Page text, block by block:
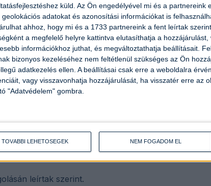
küld. Az Ön engedélyével mi és a partnereink
geolokációs adatokat és azonosítási információkat is
ahhoz, hogy mi és a 1733 partnereink a fent leírtak
a megfelelő helyre kattintva elutasíthatja a
információkhoz juthat, és megváltoztathatja beállításait.
bizonyos kezeléséhez nem feltétlenül szükséges az Ön
adatkezelés ellen. A beállításai csak erre a weboldalra
vagy visszavonhatja hozzájárulását, ha visszatér erre az
"Adatvédelem" gombra.
TOVÁBBI LEHETŐSÉGEK NEM FOGADOM EL
leírtak szerint.